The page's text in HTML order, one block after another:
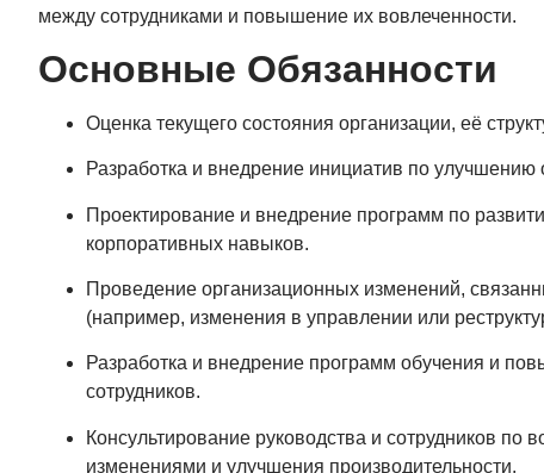
между сотрудниками и повышение их вовлеченности.
Основные Обязанности
Оценка текущего состояния организации, её
Разработка и внедрение инициатив по улучшению
Проектирование и внедрение программ по
корпоративных навыков.
Проведение организационных изменений,
(например, изменения в управлении или
Разработка и внедрение программ обучения и
сотрудников.
Консультирование руководства и сотрудников по
изменениями и улучшения производительности.